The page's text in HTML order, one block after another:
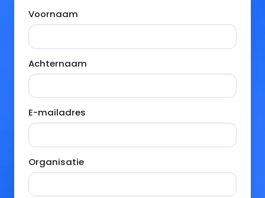
Voornaam
Achternaam
E-mailadres
Organisatie